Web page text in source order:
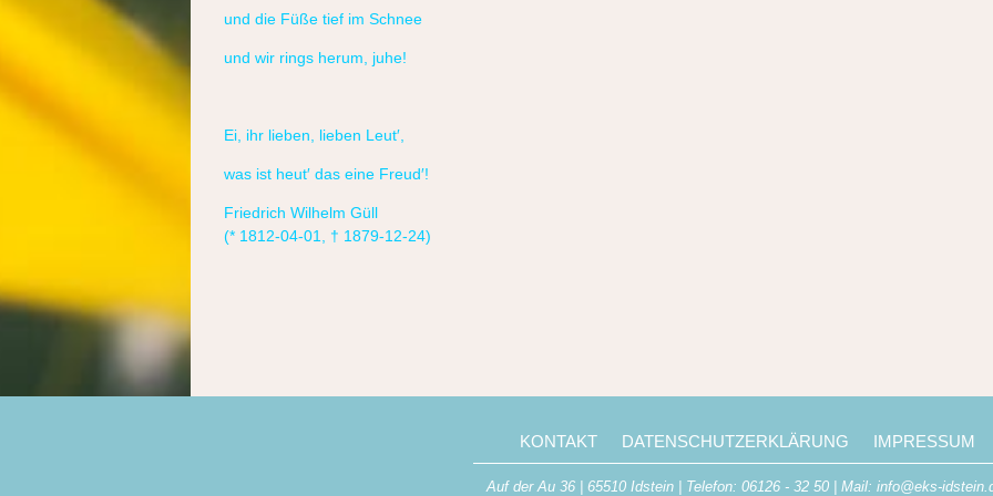
und die Füße tief im Schnee
und wir rings herum, juhe!
Ei, ihr lieben, lieben Leut′,
was ist heut′ das eine Freud′!
Friedrich Wilhelm Güll
(* 1812-04-01, † 1879-12-24)
KONTAKT DATENSCHUTZERKLÄRUNG IMPRESSUM
Auf der Au 36 | 65510 Idstein | Telefon: 06126 - 32 50 | Mail: info@eks-